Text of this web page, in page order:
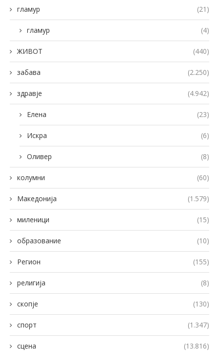
гламур (21)
гламур (4)
ЖИВОТ (440)
забава (2.250)
здравје (4.942)
Елена (23)
Искра (6)
Оливер (8)
колумни (60)
Македонија (1.579)
миленици (15)
образование (10)
Регион (155)
религија (8)
скопје (130)
спорт (1.347)
сцена (13.816)